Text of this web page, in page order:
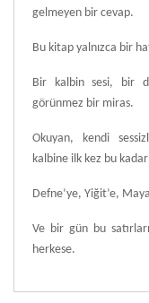
gelmeyen bir cevap.
Bu kitap yalnızca bir
Bir kalbin sesi, bir
görünmez bir miras.
Okuyan, kendi
kalbine ilk kez bu
Defne’ye, Yiğit’e,
Ve bir gün bu
herkese.